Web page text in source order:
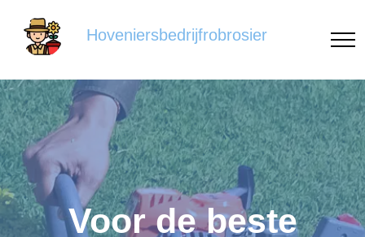
Hoveniersbedrijfrobrosier
Voor de beste